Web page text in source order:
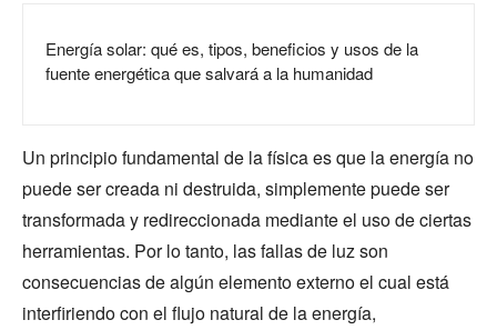
Energía solar: qué es, tipos, beneficios y usos de la
fuente energética que salvará a la humanidad
Un principio fundamental de la física es que la energía no
puede ser creada ni destruida, simplemente puede ser
transformada y redireccionada mediante el uso de ciertas
herramientas. Por lo tanto, las fallas de luz son
consecuencias de algún elemento externo el cual está
interfiriendo con el flujo natural de la energía,